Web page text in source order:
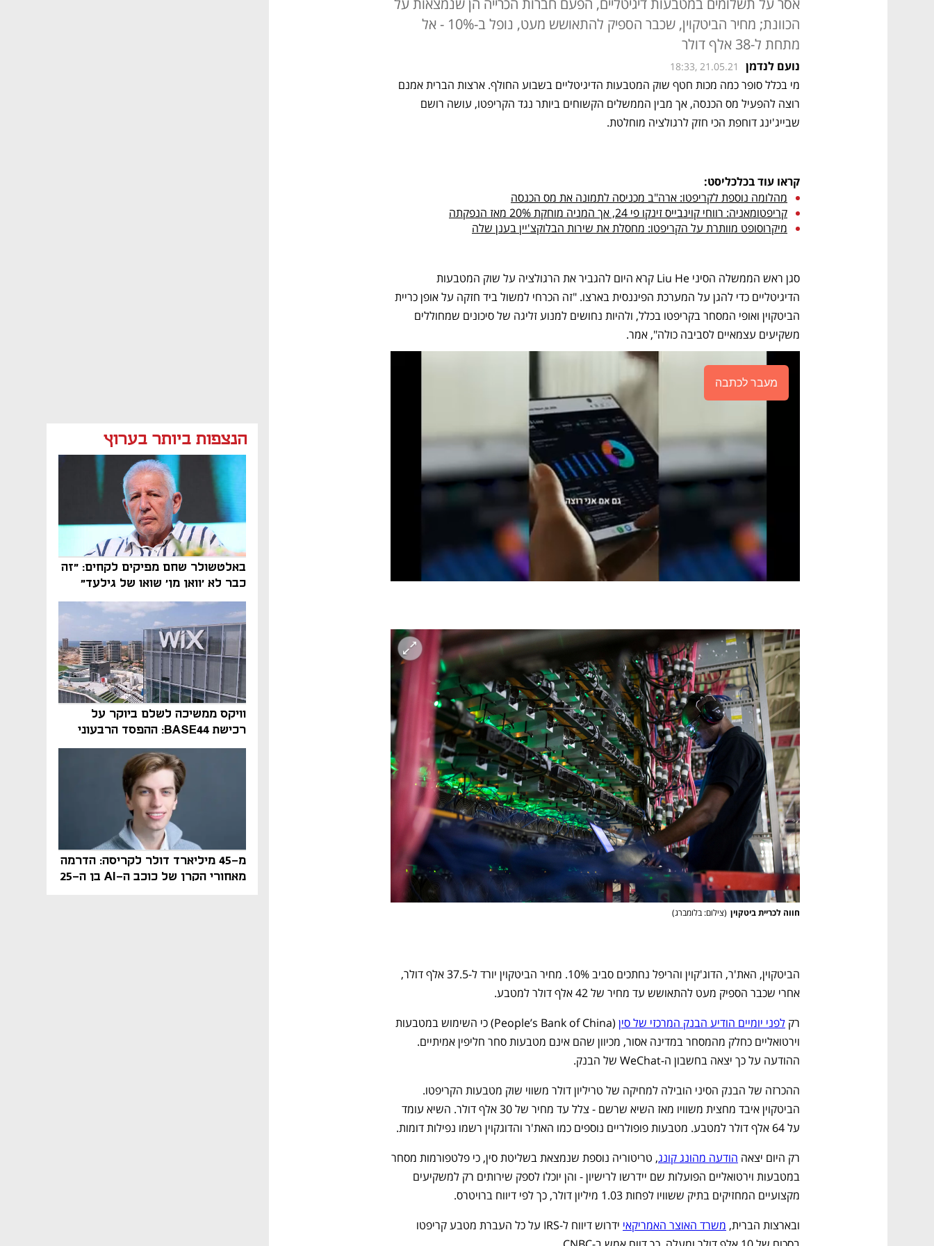
הנצפות ביותר בערוץ
באלטשולר שחם מפיקים לקחים: "זה
כבר לא 'וואן מן' שואו של גילעד"
וויקס ממשיכה לשלם ביוקר על
רכישת BASE44: ההפסד הרבעוני
זינק ל-76 מיליון דולר
מ-45 מיליארד דולר לקריסה: הדרמה
מאחורי הקרן של כוכב ה-AI בן ה-25
אסר על תשלומים במטבעות דיגיטליים, הפעם חברות הכרייה הן שנמצאות על
הכוונת; מחיר הביטקוין, שכבר הספיק להתאושש מעט, נופל ב-10% - אל
מתחת ל-38 אלף דולר
נועם לנדמן 18:33, 21.05.21
שבייג'ינג דוחפת הכי חזק לרגולציה מוחלטת.
קראו עוד בכלכליסט:
מהלומה נוספת לקריפטו: ארה"ב מכניסה לתמונה את מס הכנסה
קריפטומאניה: רווחי קוינבייס זינקו פי 24, אך המניה מוחקת 20% מאז הנפקתה
מיקרוסופט מוותרת על הקריפטו: מחסלת את שירות הבלוקצ'יין בענן שלה
משקיעים עצמאיים לסביבה כולה", אמר.
מעבר לכתבה
חווה לכריית ביטקוין (צילום: בלומברג)
אחרי שכבר הספיק מעט להתאושש עד מחיר של 42 אלף דולר למטבע.
רק לפני יומיים הודיע הבנק המרכזי של סין
ההודעה על כך יצאה בחשבון ה-WeChat של הבנק.
על 64 אלף דולר למטבע. מטבעות פופולריים נוספים כמו האת'ר והדוגקוין רשמו נפילות דומות.
רק היום יצאה הודעה מהונג קונג
מקצועיים המחזיקים בתיק ששוויו לפחות 1.03 מיליון דולר, כך לפי דיווח ברויטרס.
ובארצות הברית, משרד האוצר האמריקאי